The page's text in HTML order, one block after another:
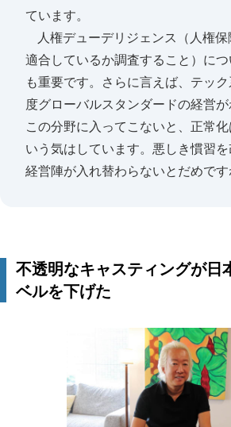
ています。
人権デューデリジェンス（人権保
適合しているか調査すること）に
も重要です。さらに言えば、テッ
度グローバルスタンダードの経営
この分野に入ってこないと、正常
いう気はしています。悪しき慣習を
経営陣が入れ替わらないとだめです
不透明なキャスティングが日
ベルを下げた